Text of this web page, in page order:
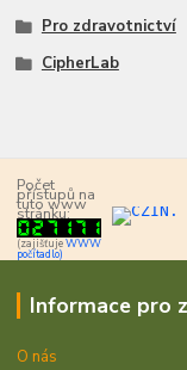
Pro zdravotnictví
CipherLab
Počet
přístupů na
tuto www
stránku:
(zajišťujeWWW
počítadlo)
Informace pro
O nás